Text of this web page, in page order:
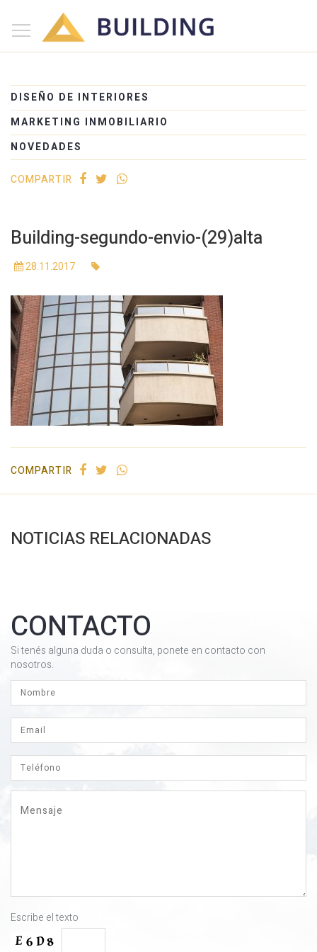
Inicio
Proyectos
DISEÑO DE INTERIORES
MARKETING INMOBILIARIO
NOVEDADES
COMPARTIR
Building-segundo-envio-(29)alta
28.11.2017
COMPARTIR
NOTICIAS RELACIONADAS
CONTACTO
Si tenés alguna duda o consulta, ponete en contacto con
nosotros.
Escribe el texto